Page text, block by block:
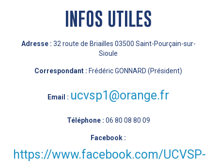
INFOS UTILES
Adresse : 32 route de Briailles 03500 Saint-Pourçain-sur-
Sioule
Correspondant : Frédéric GONNARD (Président)
Email : ucvsp1@orange.fr
Téléphone : 06 80 08 80 09
Facebook :
https://www.facebook.com/UCVSP-